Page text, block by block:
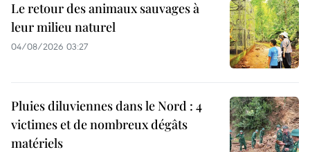
Le retour des animaux sauvages à
leur milieu naturel
04/08/2026 03:27
Pluies diluviennes dans le Nord : 4
victimes et de nombreux dégâts
matériels